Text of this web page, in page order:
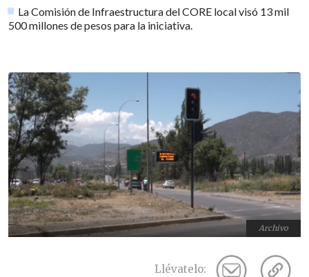
La Comisión de Infraestructura del CORE local visó 13 mil
500 millones de pesos para la iniciativa.
Archivo
Llévatelo: